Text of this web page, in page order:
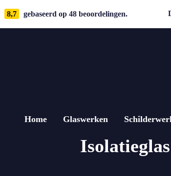
8,7 gebaseerd op 48 beoordelingen.
Home Glaswerken